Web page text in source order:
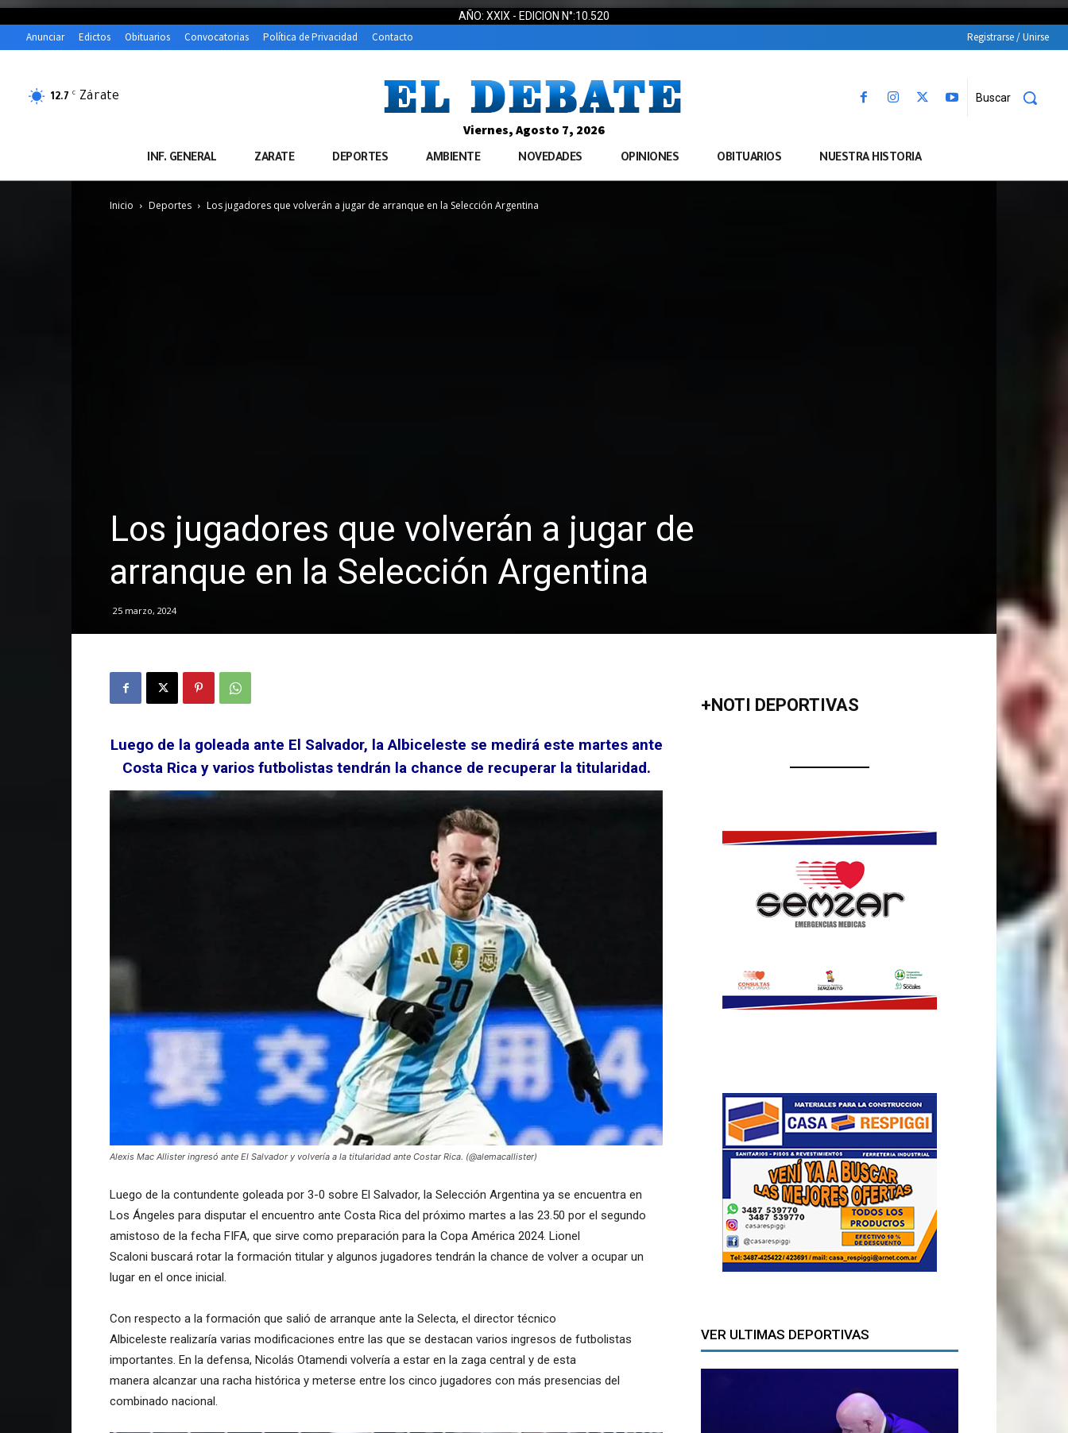
AÑO: XXIX - EDICION N°:10.520
Anunciar Edictos Obituarios Convocatorias Política de Privacidad Contacto Registrarse / Unirse
12.7 C Zárate Buscar
Viernes, Agosto 7, 2026
INF. GENERAL ZARATE DEPORTES AMBIENTE NOVEDADES OPINIONES OBITUARIOS NUESTRA HISTORIA
Inicio Deportes Los jugadores que volverán a jugar de arranque en la Selección Argentina
Los jugadores que volverán a jugar de
arranque en la Selección Argentina
25 marzo, 2024
Luego de la goleada ante El Salvador, la Albiceleste se medirá este martes ante
Costa Rica y varios futbolistas tendrán la chance de recuperar la titularidad.
Alexis Mac Allister ingresó ante El Salvador y volvería a la titularidad ante Costar Rica. (@alemacallister)
Luego de la contundente goleada por 3-0 sobre El Salvador, la Selección Argentina ya se encuentra en
Los Ángeles para disputar el encuentro ante Costa Rica del próximo martes a las 23.50 por el segundo
amistoso de la fecha FIFA, que sirve como preparación para la Copa América 2024. Lionel
Scaloni buscará rotar la formación titular y algunos jugadores tendrán la chance de volver a ocupar un
lugar en el once inicial.
Con respecto a la formación que salió de arranque ante la Selecta, el director técnico
Albiceleste realizaría varias modificaciones entre las que se destacan varios ingresos de futbolistas
importantes. En la defensa, Nicolás Otamendi volvería a estar en la zaga central y de esta
manera alcanzar una racha histórica y meterse entre los cinco jugadores con más presencias del
combinado nacional.
+NOTI DEPORTIVAS
VER ULTIMAS DEPORTIVAS